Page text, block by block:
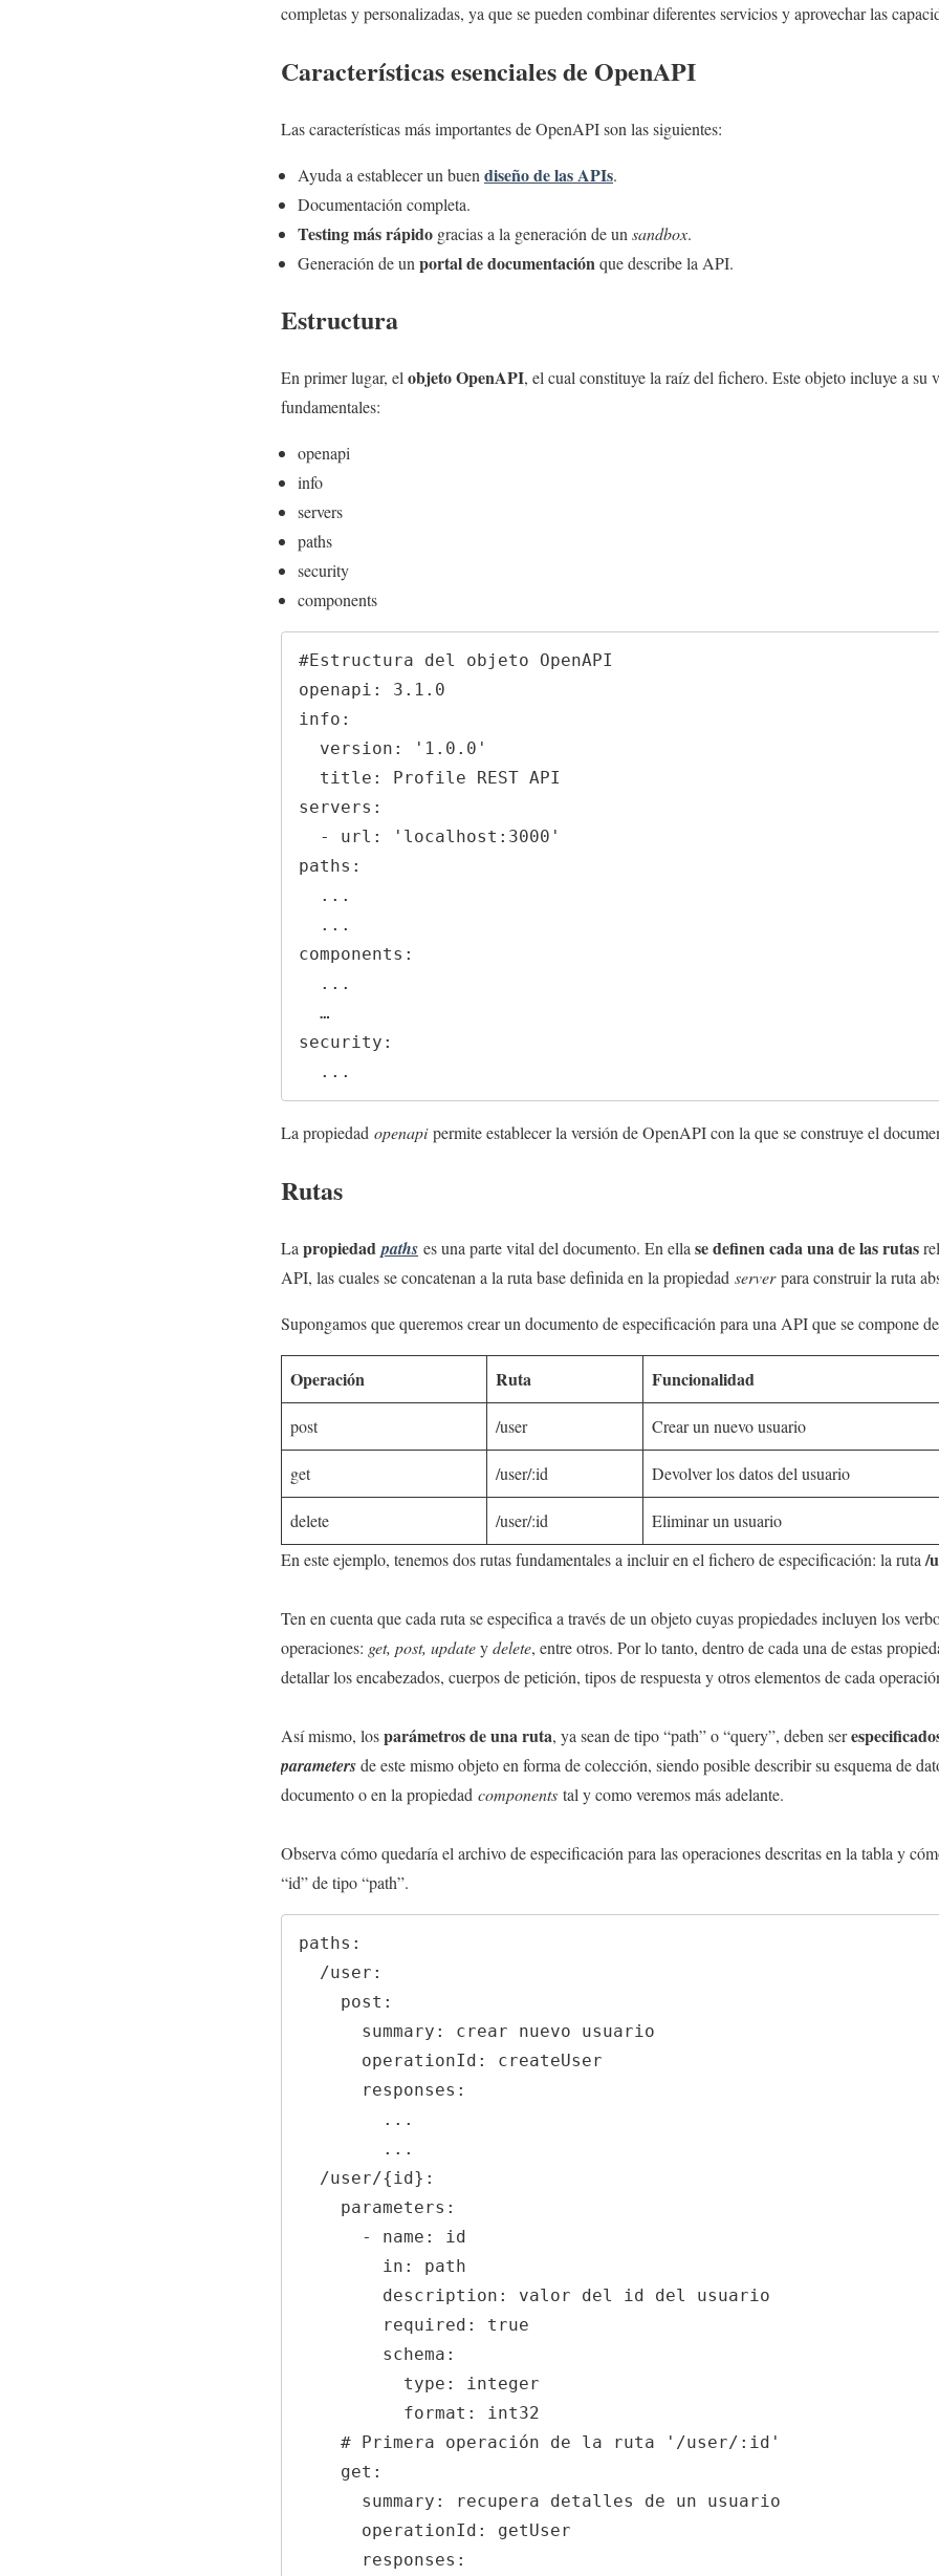
completas y personalizadas, ya que se pueden combinar diferentes servicios y aprovechar las
Características esenciales de OpenAPI
Las características más importantes de OpenAPI son las siguientes:
Ayuda a establecer un buen diseño de las APIs.
Documentación completa.
Testing más rápido gracias a la generación de un sandbox.
Generación de un portal de documentación que describe la API.
Estructura
En primer lugar, elobjeto OpenAPI, el cual constituye la raíz del fichero. Este objeto incluye a su
fundamentales:
openapi
info
servers
paths
security
components
#Estructura del objeto OpenAPI
openapi: 3.1.0
info:
servers:
paths:
components:
security:
  ...
La propiedad openapipermite establecer la versión de OpenAPI con la que se construye el
Rutas
La propiedadpaths es una parte vital del documento. En ella se definen cada una de las rutas
API, las cuales se concatenan a la ruta base definida en la propiedad serverpara construir la ruta
Supongamos que queremos crear un documento de especificación para una API que se compone
Operación Ruta Funcionalidad
post /user Crear un nuevo usuario
get /user/:id Devolver los datos del usuario
delete /user/:id
Eliminar un usuario
En este ejemplo, tenemos dos rutas fundamentales a incluir en el fichero de especificación: la ruta /
Ten en cuenta que cada ruta se especifica a través de un objeto cuyas propiedades incluyen los
operaciones: get, post, updateydelete, entre otros. Por lo tanto, dentro de cada una de estas
detallar los encabezados, cuerpos de petición, tipos de respuesta y otros elementos de cada
Así mismo, losparámetros de una ruta, ya sean de tipo “path” o “query”, deben ser
parametersde este mismo objeto en forma de colección, siendo posible describir su esquema de
documento o en la propiedad components tal y como veremos más adelante.
Observa cómo quedaría el archivo de especificación para las operaciones descritas en la tabla y
“id” de tipo “path”.
paths: